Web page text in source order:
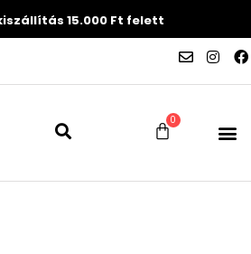
15.000 Ft felett
0